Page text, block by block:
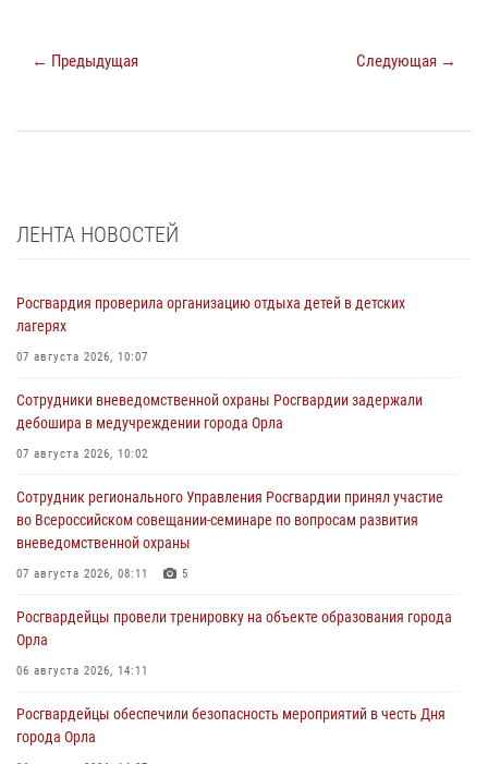
← Предыдущая Следующая →
ЛЕНТА НОВОСТЕЙ
Росгвардия проверила организацию отдыха детей в детских
лагерях
07 августа 2026, 10:07
Сотрудники вневедомственной охраны Росгвардии задержали
дебошира в медучреждении города Орла
07 августа 2026, 10:02
Сотрудник регионального Управления Росгвардии принял участие
во Всероссийском совещании-семинаре по вопросам развития
вневедомственной охраны
07 августа 2026, 08:11 5
Росгвардейцы провели тренировку на объекте образования города
Орла
06 августа 2026, 14:11
Росгвардейцы обеспечили безопасность мероприятий в честь Дня
города Орла